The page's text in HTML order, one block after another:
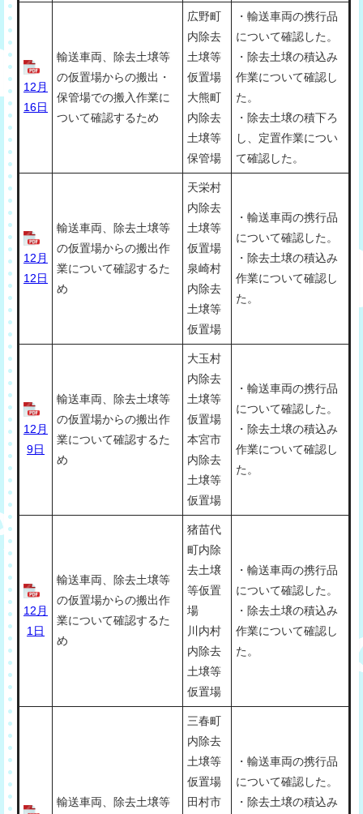
12月
16日
輸送車両、除去土壌等
の仮置場からの搬出・
保管場での搬入作業に
ついて確認するため
広野町
内除去
土壌等
仮置場
大熊町
内除去
土壌等
保管場
・輸送車両の携行品
について確認した。
・除去土壌の積込み
作業について確認し
た。
・除去土壌の積下ろ
し、定置作業につい
て確認した。
12月
12日
輸送車両、除去土壌等
の仮置場からの搬出作
業について確認するた
め
天栄村
内除去
土壌等
仮置場
泉崎村
内除去
土壌等
仮置場
・輸送車両の携行品
について確認した。
・除去土壌の積込み
作業について確認し
た。
12月
9日
輸送車両、除去土壌等
の仮置場からの搬出作
業について確認するた
め
大玉村
内除去
土壌等
仮置場
本宮市
内除去
土壌等
仮置場
・輸送車両の携行品
について確認した。
・除去土壌の積込み
作業について確認し
た。
12月
1日
輸送車両、除去土壌等
の仮置場からの搬出作
業について確認するた
め
猪苗代
町内除
去土壌
等仮置
場
川内村
内除去
土壌等
仮置場
・輸送車両の携行品
について確認した。
・除去土壌の積込み
作業について確認し
た。
輸送車両、除去土壌等
三春町
内除去
土壌等
仮置場
田村市
・輸送車両の携行品
について確認した。
・除去土壌の積込み